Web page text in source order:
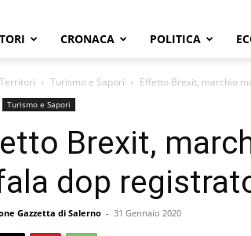
CRONACA POLITICA
Territori Turismo e Sapori Effetto Brexit, marchio
Turismo e Sapori
Brexit,
dop
Gazzetta di Salerno - 31 Gennaio 2020